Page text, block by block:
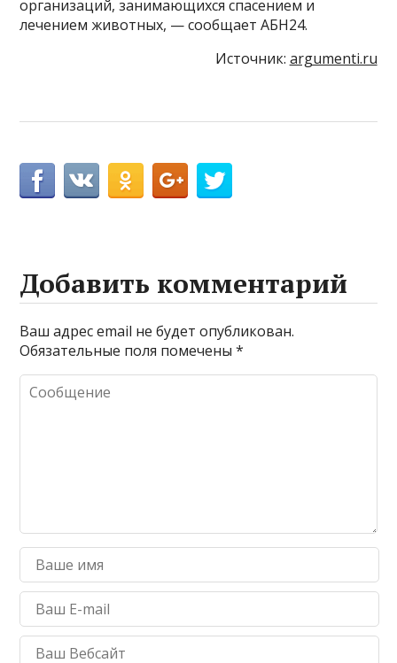
организаций, занимающихся спасением и
лечением животных, — сообщает АБН24.
Источник: argumenti.ru
Добавить комментарий
Ваш адрес email не будет опубликован.
Обязательные поля помечены*